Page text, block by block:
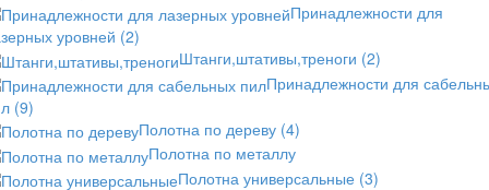
Принадлежности для
уровней (2)
Штанги,штативы,треноги (2)
Принадлежности для
(9)
Полотна по дереву (4)
Полотна по металлу
Полотна универсальные (3)